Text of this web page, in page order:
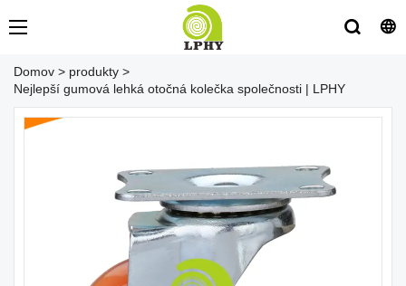
Domov > produkty >
Nejlepší gumová lehká otočná kolečka společnosti | LPHY